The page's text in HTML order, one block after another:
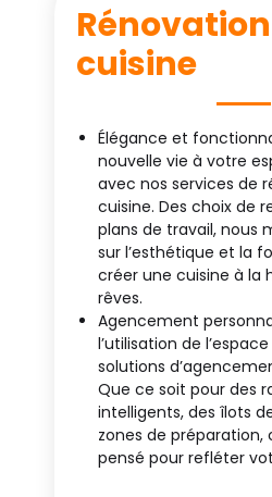
cuisine
Élégance et
nouvelle vie à votre
avec nos services de
cuisine. Des choix de
plans de travail, nous
sur l’esthétique et la
créer une cuisine à la
rêves.
Agencement
l’utilisation de
solutions
Que ce soit pour des
intelligents, des îlots
zones de
pensé pour refléter